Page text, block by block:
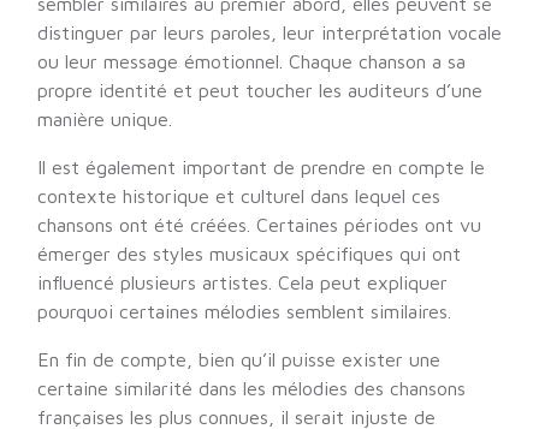
distinguer par leurs paroles, leur interprétation vocale
ou leur message émotionnel. Chaque chanson a sa
propre identité et peut toucher les auditeurs d’une
manière unique.
Il est également important de prendre en compte le
contexte historique et culturel dans lequel ces
chansons ont été créées. Certaines périodes ont vu
émerger des styles musicaux spécifiques qui ont
influencé plusieurs artistes. Cela peut expliquer
pourquoi certaines mélodies semblent similaires.
En fin de compte, bien qu’il puisse exister une
certaine similarité dans les mélodies des chansons
françaises les plus connues, il serait injuste de